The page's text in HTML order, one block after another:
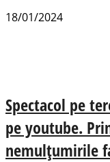
18/01/2024
Spectacol pe
pe youtube.
nemulțumirile